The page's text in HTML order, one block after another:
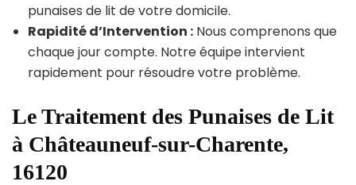
punaises de lit de votre domicile.
Rapidité d’Intervention : Nous comprenons que
chaque jour compte. Notre équipe intervient
rapidement pour résoudre votre problème.
Le Traitement des Punaises de Lit
à Châteauneuf-sur-Charente,
16120